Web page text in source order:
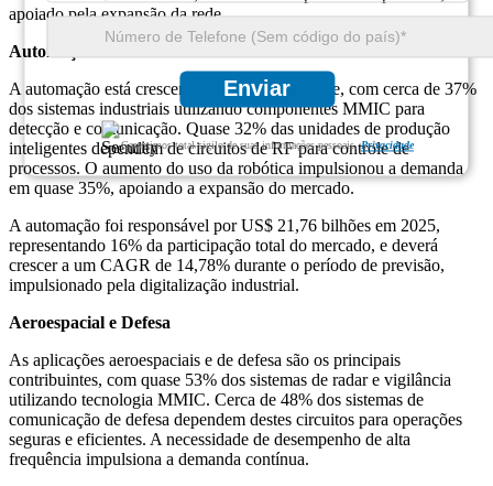
Enviar
Garantimos total sigilo de suas informações pessoais.Privacidade
apoiado pela expansão da rede.
Automação
A automação está crescendo de forma constante, com cerca de 37%
dos sistemas industriais utilizando componentes MMIC para
detecção e comunicação. Quase 32% das unidades de produção
inteligentes dependem de circuitos de RF para controle de
processos. O aumento do uso da robótica impulsionou a demanda
em quase 35%, apoiando a expansão do mercado.
A automação foi responsável por US$ 21,76 bilhões em 2025,
representando 16% da participação total do mercado, e deverá
crescer a um CAGR de 14,78% durante o período de previsão,
impulsionado pela digitalização industrial.
Aeroespacial e Defesa
As aplicações aeroespaciais e de defesa são os principais
contribuintes, com quase 53% dos sistemas de radar e vigilância
utilizando tecnologia MMIC. Cerca de 48% dos sistemas de
comunicação de defesa dependem destes circuitos para operações
seguras e eficientes. A necessidade de desempenho de alta
frequência impulsiona a demanda contínua.